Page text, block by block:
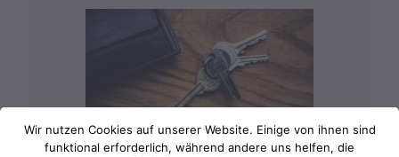
Wir nutzen Cookies auf unserer Website. Einige von ihnen sind
funktional erforderlich, während andere uns helfen, die